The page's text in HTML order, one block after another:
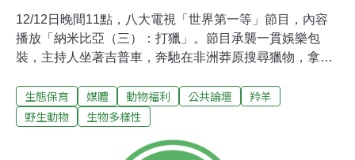
12/12日晚間11點，八大電視「世界第一等」節目，內容
播放「納米比亞（三）：打獵」。節目承襲一貫娛樂包
裝，主持人坐著吉普車，奔馳在非洲莽原搜尋獵物，拿起
「看見血跡，這表示要付錢了……所以我們要繼續追殺
它……」、「如果不殺了羚羊，這表示我們太殘忍……」
出的血痕……節目中並介紹，什麼樣的子彈射入聲，表示
生態保育 媒體 動物福利 公共論壇
羚羊
野生動物
生物多樣性